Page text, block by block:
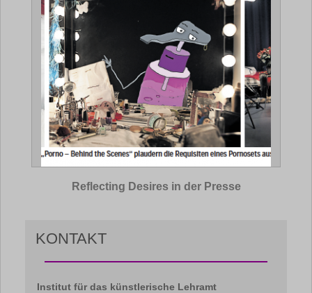
Reflecting Desires in der Presse
KONTAKT
Institut für das künstlerische Lehramt